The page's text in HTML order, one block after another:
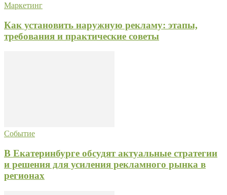
Маркетинг
Как установить наружную рекламу: этапы,
требования и практические советы
Событие
В Екатеринбурге обсудят актуальные стратегии
и решения для усиления рекламного рынка в
регионах